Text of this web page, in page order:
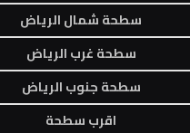
سطحة شمال الرياض
سطحة غرب الرياض
سطحة جنوب الرياض
اقرب سطحة